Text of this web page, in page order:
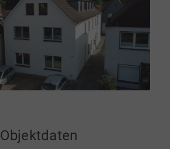
Objektdaten